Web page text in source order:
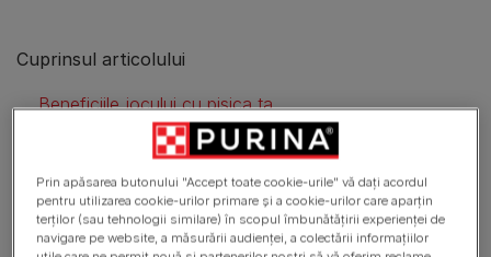
Cuprinsul articolului
Beneficiile jocului cu pisica ta
Ajută să-și exprime instinctele de vânătoare
Stimulare psihică și fizică
Joacă ca o formă de exercițiu pentru pisici
Prin apăsarea butonului "Accept toate cookie-urile" vă dați acordul
pentru utilizarea cookie-urilor primare și a cookie-urilor care aparțin
terților (sau tehnologii similare) în scopul îmbunătățirii experienței de
navigare pe website, a măsurării audienței, a colectării informațiilor